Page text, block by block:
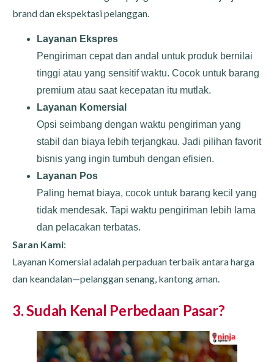
brand dan ekspektasi pelanggan.
Layanan Ekspres
Pengiriman cepat dan andal untuk produk bernilai
tinggi atau yang sensitif waktu. Cocok untuk barang
premium atau saat kecepatan itu mutlak.
Layanan Komersial
Opsi seimbang dengan waktu pengiriman yang
stabil dan biaya lebih terjangkau. Jadi pilihan favorit
bisnis yang ingin tumbuh dengan efisien.
Layanan Pos
Paling hemat biaya, cocok untuk barang kecil yang
tidak mendesak. Tapi waktu pengiriman lebih lama
dan pelacakan terbatas.
Saran Kami:
Layanan Komersial adalah perpaduan terbaik antara harga
dan keandalan—pelanggan senang, kantong aman.
3. Sudah Kenal Perbedaan Pasar?